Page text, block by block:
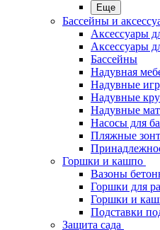
Еще
Бассейны и
Аксессуары
Аксессуары
Бассейны
Надувная
Надувные
Надувные
Надувные
Насосы для
Пляжные
Горшки и кашпо
Вазоны
Горшки для
Горшки и
Подставки
Защита сада